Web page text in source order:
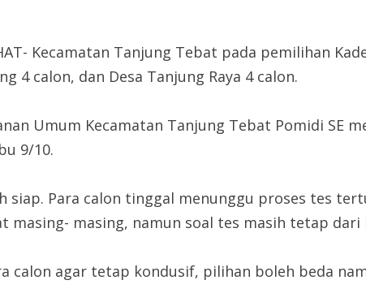
Kecamatan Tanjung Tebat pada pemilihan
4 calon, dan Desa Tanjung Raya 4 calon.
Umum Kecamatan Tanjung Tebat Pomidi SE
9/10.
siap. Para calon tinggal menunggu proses tes
masing- masing, namun soal tes masih tetap dari
calon agar tetap kondusif, pilihan boleh beda